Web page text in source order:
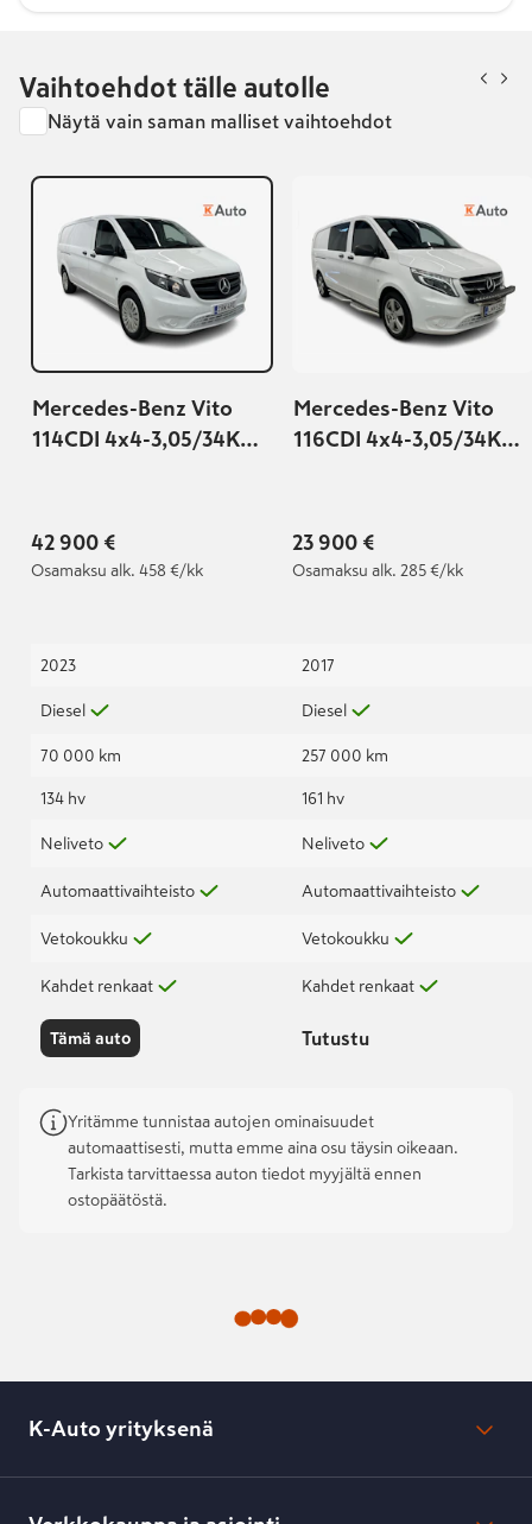
Vaihtoehdot tälle autolle
Näytä vain saman malliset vaihtoehdot
Mercedes-Benz Vito
114CDI 4x4-3,05/34K
lisäturva!
42 900 €
Osamaksu alk. 458 €/kk
2023
Diesel
70 000 km
134 hv
Neliveto
Automaattivaihteisto
Vetokoukku
Kahdet renkaat
Tämä auto
Mercedes-Benz Vito
116CDI 4x4-3,05/34K
23 900 €
Osamaksu alk. 285 €/kk
2017
Diesel
257 000 km
161 hv
Neliveto
Automaattivaihteisto
Vetokoukku
Kahdet renkaat
Tutustu
Yritämme tunnistaa autojen ominaisuudet
automaattisesti, mutta emme aina osu täysin oikeaan.
Tarkista tarvittaessa auton tiedot myyjältä ennen
ostopäätöstä.
K-Auto yrityksenä
Lehdistötiedotteet